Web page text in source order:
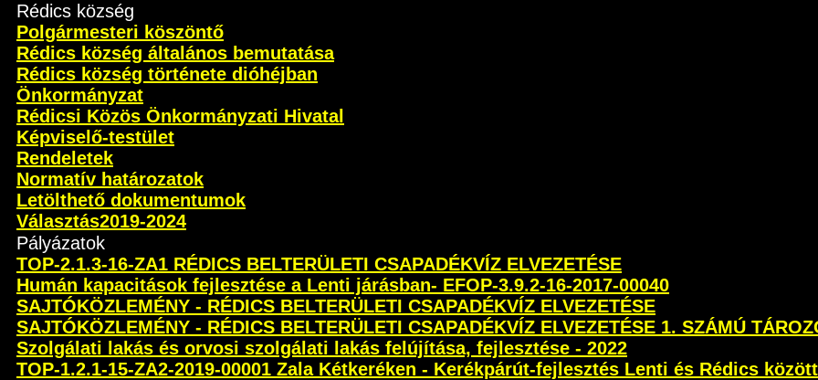
Rédics község
Polgármesteri köszöntő
Rédics község általános bemutatása
Rédics község története dióhéjban
Önkormányzat
Rédicsi Közös Önkormányzati Hivatal
Képviselő-testület
Rendeletek
Normatív határozatok
Letölthető dokumentumok
Választás2019-2024
Pályázatok
TOP-2.1.3-16-ZA1 RÉDICS BELTERÜLETI CSAPADÉKVÍZ ELVEZETÉSE
Humán kapacitások fejlesztése a Lenti járásban- EFOP-3.9.2-16-2017-00040
SAJTÓKÖZLEMÉNY - RÉDICS BELTERÜLETI CSAPADÉKVÍZ ELVEZETÉSE
SAJTÓKÖZLEMÉNY - RÉDICS BELTERÜLETI CSAPADÉKVÍZ ELVEZETÉSE 1. SZÁMÚ
Szolgálati lakás és orvosi szolgálati lakás felújítása, fejlesztése - 2022
TOP-1.2.1-15-ZA2-2019-00001 Zala Kétkeréken - Kerékpárút-fejlesztés Lenti és Rédics között